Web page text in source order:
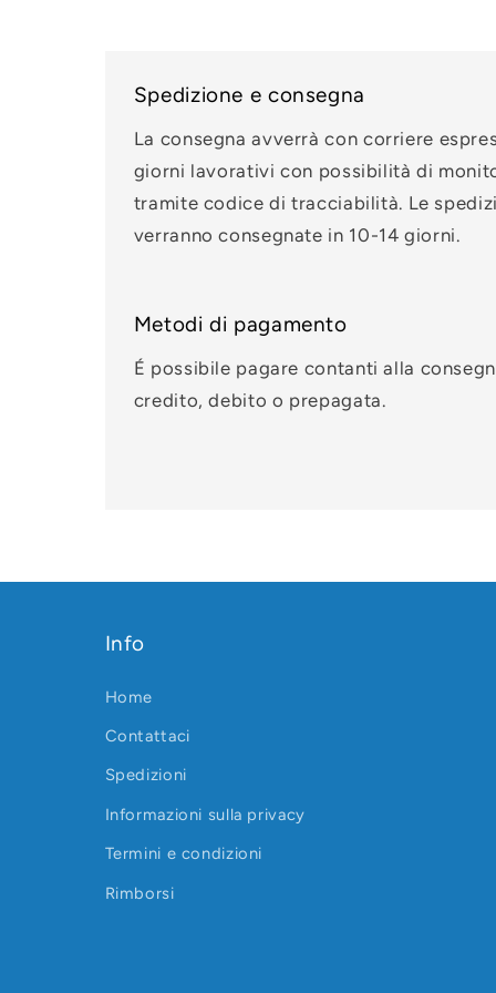
Spedizione e consegna
La consegna avverrà con corriere
giorni lavorativi con possibilità di
tramite codice di tracciabilità. Le
verranno consegnate in 10-14 giorni.
Metodi di pagamento
É possibile pagare contanti alla
credito, debito o prepagata.
Info
Home
Contattaci
Spedizioni
Informazioni sulla privacy
Termini e condizioni
Rimborsi